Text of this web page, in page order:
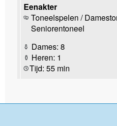
Eenakter
Toneelspelen /
Seniorentoneel
Dames: 8
Heren: 1
Tijd: 55 min